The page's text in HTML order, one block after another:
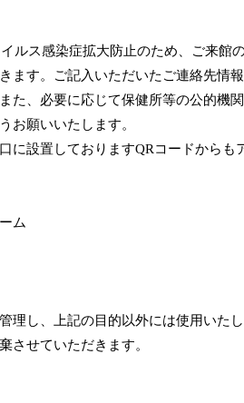
ルス感染症拡大防止のため、ご来館
ます。ご記入いただいたご連絡先情
た、必要に応じて保健所等の公的機
お願いいたします。
に設置しておりますQRコードからも
ム
理し、上記の目的以外には使用いた
させていただきます。